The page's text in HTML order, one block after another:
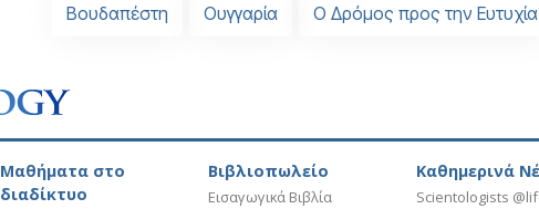
Βουδαπέστη
Ουγγαρία Ο Δρόμος προς την Ευτυχία
Μαθήματα στο
διαδίκτυο
Βιβλιοπωλείο
Εισαγωγικά Βιβλία
Καθημερινά
Scientologists